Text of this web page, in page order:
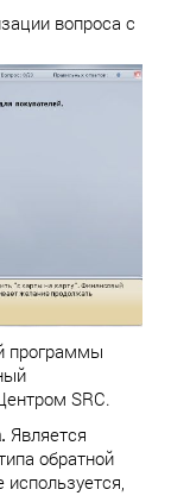
вопроса с
программы
SRC.
Является
обратной